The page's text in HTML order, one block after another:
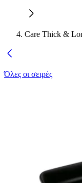
Care Thick &
Όλες οι σειρές